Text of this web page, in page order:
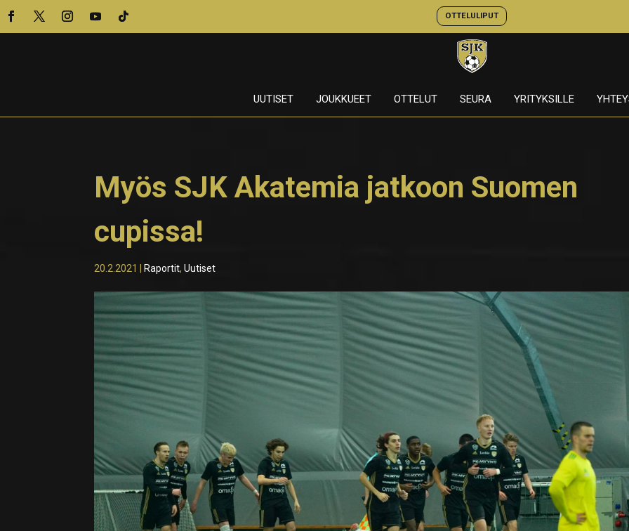
OTTELULIPUT
UUTISET JOUKKUEET OTTELUT SEURA YRITYKSILLE
Myös SJK Akatemia jatkoon Suomen
cupissa!
20.2.2021 Raportit,Uutiset